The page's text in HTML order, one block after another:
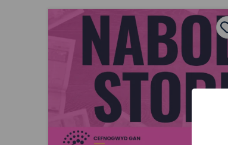
Nabod Stori
Dyddiad cyhoeddi: 2026
Nabod Stori
Cymraeg
Newyddiaduraeth a Chyfathrebu
Cyfathrebu
Adnodd yw hwn i helpu myfyrwyr a